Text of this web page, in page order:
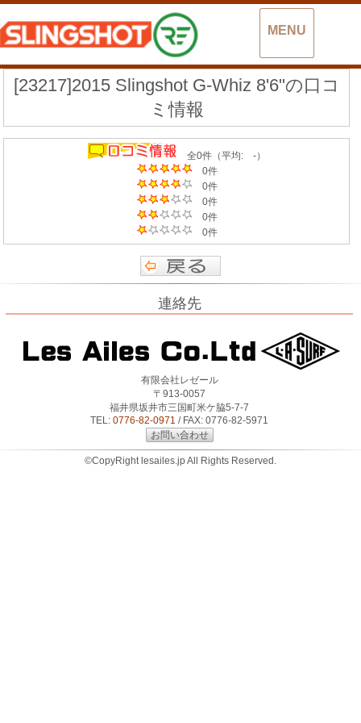
MENU
[23217]2015 Slingshot G-Whiz 8'6"の口コ
ミ情報
全0件（平均: -）
0件
0件
0件
0件
0件
連絡先
有限会社レゼール
〒913-0057
福井県坂井市三国町米ケ脇5-7-7
TEL:0776-82-0971 / FAX: 0776-82-5971
お問い合わせ
©CopyRight lesailes.jp All Rights Reserved.